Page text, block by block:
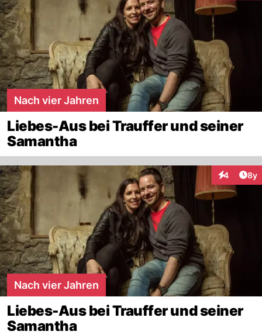
Nach vier Jahren
Liebes-Aus bei Trauffer und seiner
Samantha
4 8y
Nach vier Jahren
Liebes-Aus bei Trauffer und seiner
Samantha